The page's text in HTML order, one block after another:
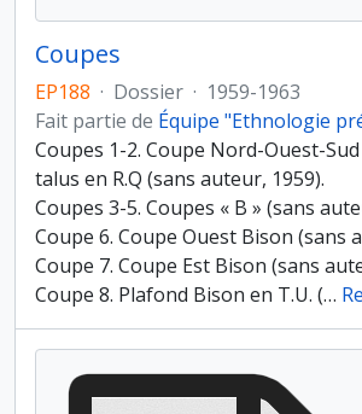
Coupes
EP188 · Dossier · 1959-1963
Fait partie de Équipe "Ethnologie
Coupes 1-2. Coupe Nord-Ouest-
talus en R.Q (sans auteur, 1959).
Coupes 3-5. Coupes « B » (sans
Coupe 6. Coupe Ouest Bison (sans
Coupe 7. Coupe Est Bison (sans
Coupe 8. Plafond Bison en T.U. (…